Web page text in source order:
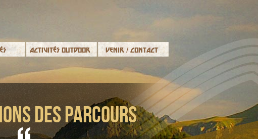
Activités Outdoor Venir / Contact
des parcours